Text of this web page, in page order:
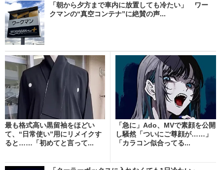
「朝から夕方まで車内に放置しても冷たい」 ワー
クマンの“真空コンテナ”に絶賛の声...
最も格式高い黒留袖をほどい
て、“日常使い”用にリメイクす
ると……「初めてと言って...
「急に」Ado、MVで素顔を公開
し騒然「ついにご尊顔が……」
「カラコン似合ってる...